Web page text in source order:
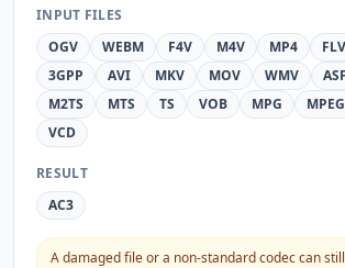
INPUT FILES
OGV
WEBM F4V M4V MP4 FLV
3GPP
AVI MKV MOV WMV ASF
M2TS
MTS TS VOB MPG MPEG
VCD
RESULT
AC3
A damaged file or a non-standard codec can